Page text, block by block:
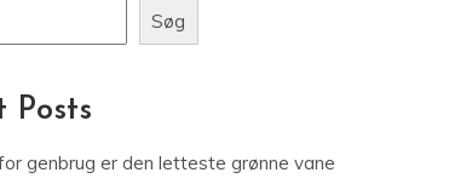
Søg
Posts
genbrug er den letteste grønne vane